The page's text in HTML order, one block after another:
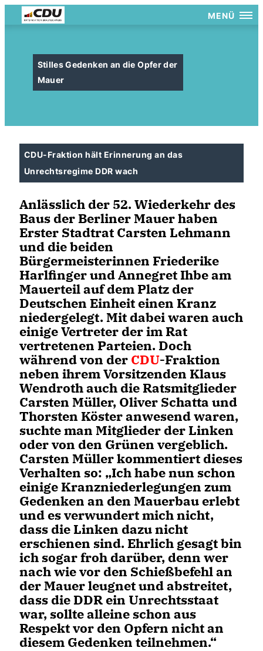
MENÜ
Stilles Gedenken an die Opfer der
Mauer
CDU-Fraktion hält Erinnerung an das
Unrechtsregime DDR wach
Anlässlich der 52. Wiederkehr des
Baus der Berliner Mauer haben
Erster Stadtrat Carsten Lehmann
und die beiden
Bürgermeisterinnen Friederike
Harlfinger und Annegret Ihbe am
Mauerteil auf dem Platz der
Deutschen Einheit einen Kranz
niedergelegt. Mit dabei waren auch
einige Vertreter der im Rat
vertretenen Parteien. Doch
während von der CDU-Fraktion
neben ihrem Vorsitzenden Klaus
Wendroth auch die Ratsmitglieder
Carsten Müller, Oliver Schatta und
Thorsten Köster anwesend waren,
suchte man Mitglieder der Linken
oder von den Grünen vergeblich.
Carsten Müller kommentiert dieses
Verhalten so: „Ich habe nun schon
einige Kranzniederlegungen zum
Gedenken an den Mauerbau erlebt
und es verwundert mich nicht,
dass die Linken dazu nicht
erschienen sind. Ehrlich gesagt bin
ich sogar froh darüber, denn wer
nach wie vor den Schießbefehl an
der Mauer leugnet und abstreitet,
dass die DDR ein Unrechtsstaat
war, sollte alleine schon aus
Respekt vor den Opfern nicht an
diesem Gedenken teilnehmen.“